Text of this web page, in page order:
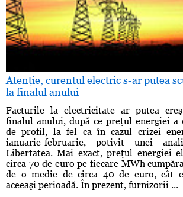
Atenţie, curentul electric s-ar putea
la finalul anului
Facturile la electricitate ar putea
finalul anului, după ce preţul energiei a
de profil, la fel ca în cazul crizei
ianuarie-februarie, potivit unei
Libertatea. Mai exact, preţul energiei
circa 70 de euro pe fiecare MWh
de o medie de circa 40 de euro, cât
aceeaşi perioadă. În prezent, furnizorii ...